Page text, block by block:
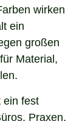
wirken
ein
großen
Material,
ein fest
Praxen,